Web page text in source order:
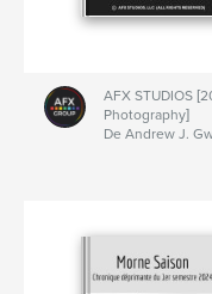
AFX STUDIOS
Photography]
De Andrew J.